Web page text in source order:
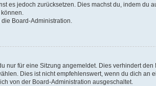
es jedoch zurücksetzen. Dies machst du, indem du
Board-Administration.
nur für eine Sitzung angemeldet. Dies verhindert
Dies ist nicht empfehlenswert, wenn du dich an
von der Board-Administration ausgeschaltet.